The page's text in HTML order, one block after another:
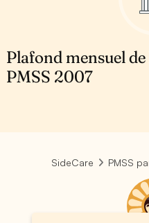
Plafond mensuel
PMSS 2007
SideCare PMSS